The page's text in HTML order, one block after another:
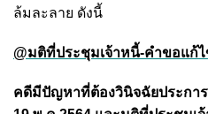
ล้มละลาย ดังนี้
@มติที่ประชุมเจ้าหนี้-คำขอแก้
คดีมีปัญหาที่ต้องวินิจฉัยประกา